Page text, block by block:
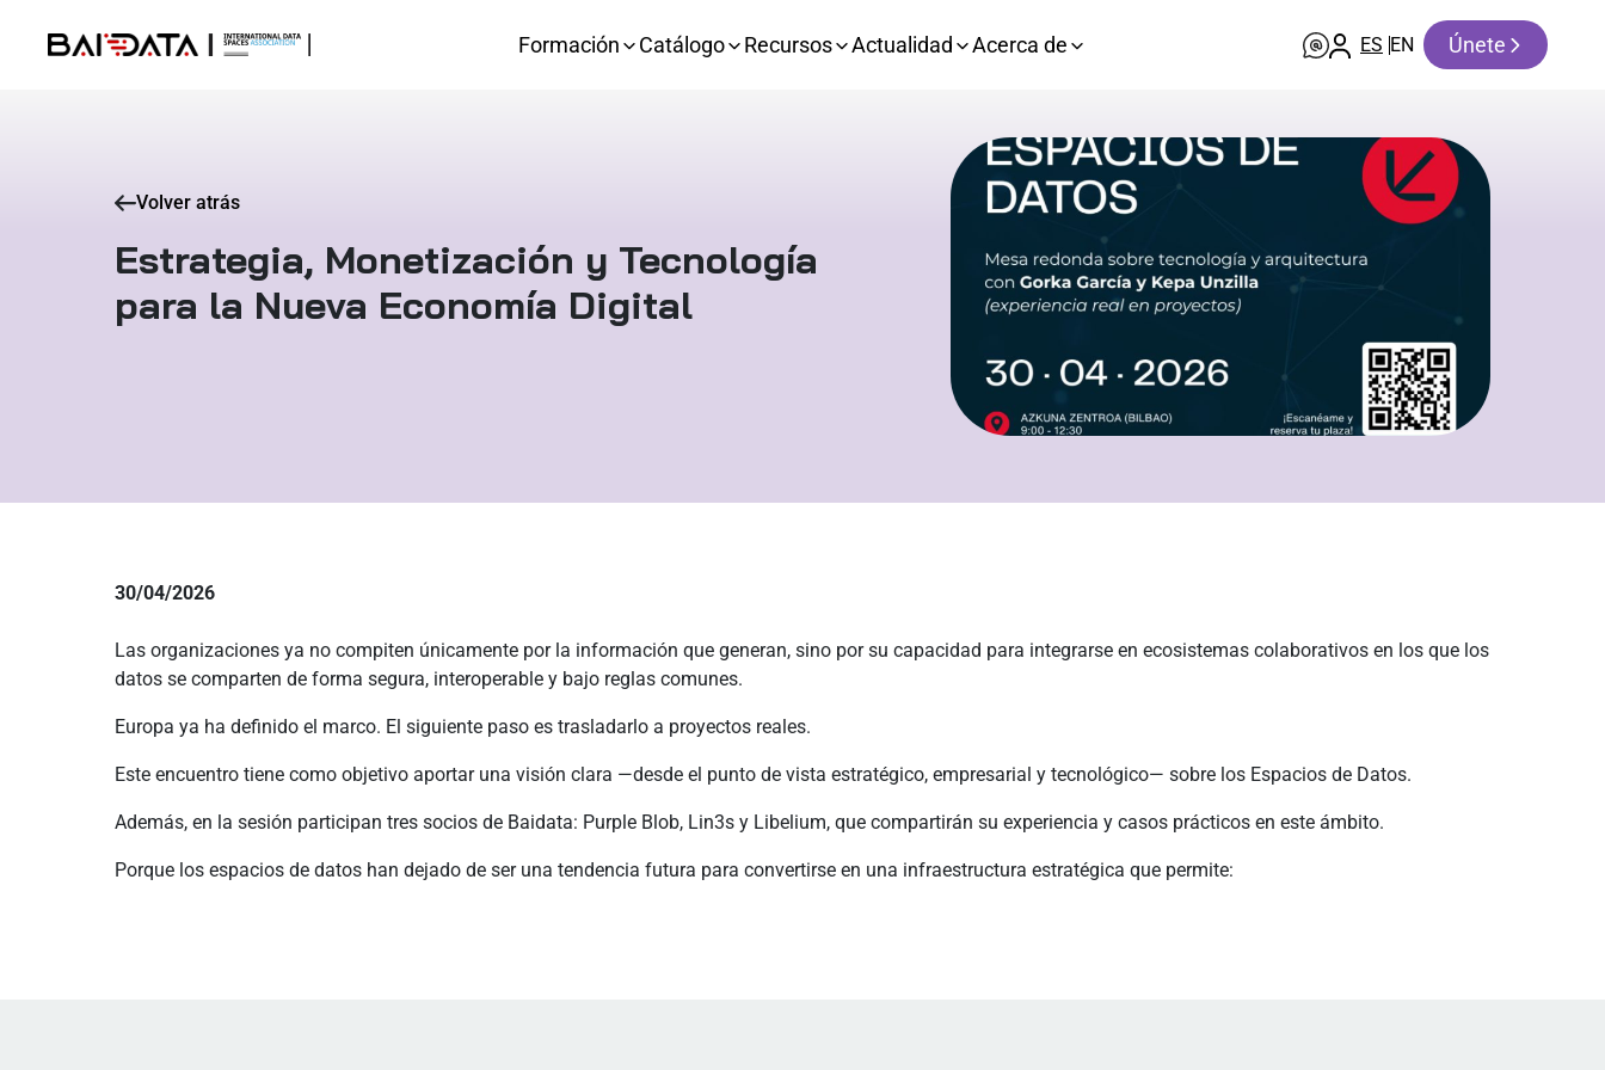
Formación Catálogo Recursos Actualidad Acerca de ES EN Únete
Volver atrás
Estrategia, Monetización y Tecnología
para la Nueva Economía Digital
30/04/2026
Las organizaciones ya no compiten únicamente por la información que generan, sino por su capacidad para integrarse en ecosistemas colaborativos en los que los
datos se comparten de forma segura, interoperable y bajo reglas comunes.
Europa ya ha definido el marco. El siguiente paso es trasladarlo a proyectos reales.
Este encuentro tiene como objetivo aportar una visión clara —desde el punto de vista estratégico, empresarial y tecnológico— sobre los Espacios de Datos.
Además, en la sesión participan tres socios de Baidata: Purple Blob, Lin3s y Libelium, que compartirán su experiencia y casos prácticos en este ámbito.
Porque los espacios de datos han dejado de ser una tendencia futura para convertirse en una infraestructura estratégica que permite: